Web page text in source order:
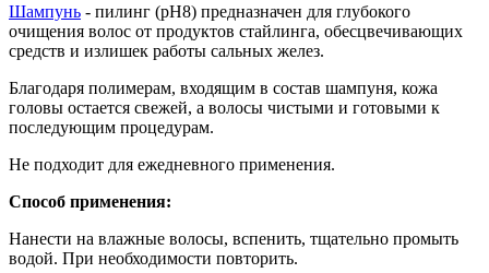
Шампунь - пилинг (рН8) предназначен для глубокого
очищения волос от продуктов стайлинга, обесцвечивающих
средств и излишек работы сальных желез.
Благодаря полимерам, входящим в состав шампуня, кожа
головы остается свежей, а волосы чистыми и готовыми к
последующим процедурам.
Не подходит для ежедневного применения.
Способ применения:
Нанести на влажные волосы, вспенить, тщательно промыть
водой. При необходимости повторить.